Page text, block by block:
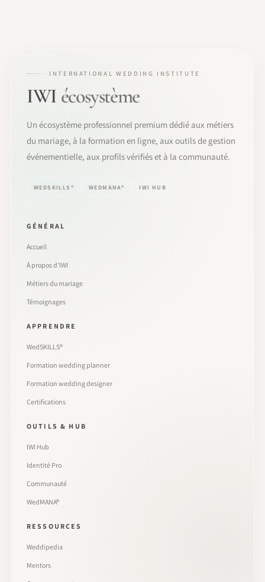
INTERNATIONAL WEDDING INSTITUTE
IWI écosystème
Un écosystème professionnel premium dédié aux métiers
du mariage, à la formation en ligne, aux outils de gestion
événementielle, aux profils vérifiés et à la communauté.
WEDSKILLS® WEDMANA® IWI HUB
GÉNÉRAL
Accueil
À propos d’IWI
Métiers du mariage
Témoignages
APPRENDRE
WedSKILLS®
Formation wedding planner
Formation wedding designer
Certifications
OUTILS & HUB
IWI Hub
Identité Pro
Communauté
WedMANA®
RESSOURCES
Weddipedia
Mentors